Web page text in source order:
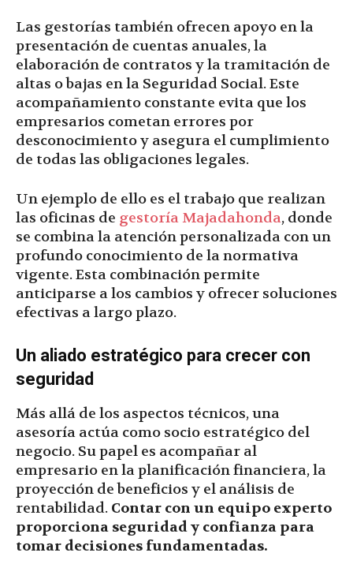
Las gestorías también ofrecen apoyo en la
presentación de cuentas anuales, la
elaboración de contratos y la tramitación de
altas o bajas en la Seguridad Social. Este
acompañamiento constante evita que los
empresarios cometan errores por
desconocimiento y asegura el cumplimiento
de todas las obligaciones legales.
Un ejemplo de ello es el trabajo que realizan
las oficinas de gestoría Majadahonda, donde
se combina la atención personalizada con un
profundo conocimiento de la normativa
vigente. Esta combinación permite
anticiparse a los cambios y ofrecer soluciones
efectivas a largo plazo.
Un aliado estratégico para crecer con
seguridad
Más allá de los aspectos técnicos, una
asesoría actúa como socio estratégico del
negocio. Su papel es acompañar al
empresario en la planificación financiera, la
proyección de beneficios y el análisis de
rentabilidad. Contar con un equipo experto
proporciona seguridad y confianza para
tomar decisiones fundamentadas.